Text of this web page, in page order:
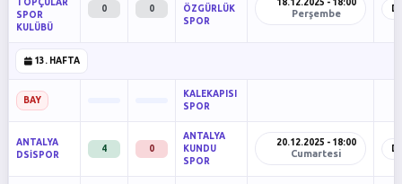
SPOR
KULÜBÜ
0 0
ÖZGÜRLÜK
SPOR
Perşembe
13. HAFTA
BAY
KALEKAPISI
SPOR
ANTALYA
DSİSPOR
4 0
ANTALYA
KUNDU
SPOR
20.12.2025 - 18:00
Cumartesi